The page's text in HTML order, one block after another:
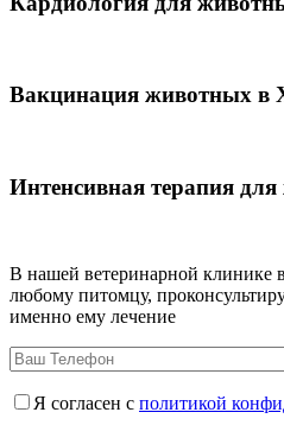
Вакцинация животных в
Интенсивная терапия
В нашей ветеринарной клинике
любому питомцу,
именно ему лечение
Я согласен с политикой